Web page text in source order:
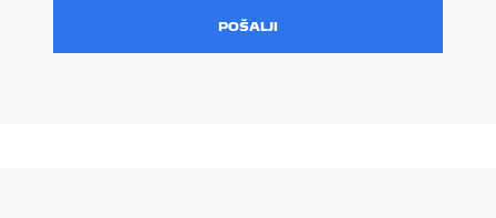
POŠALJI